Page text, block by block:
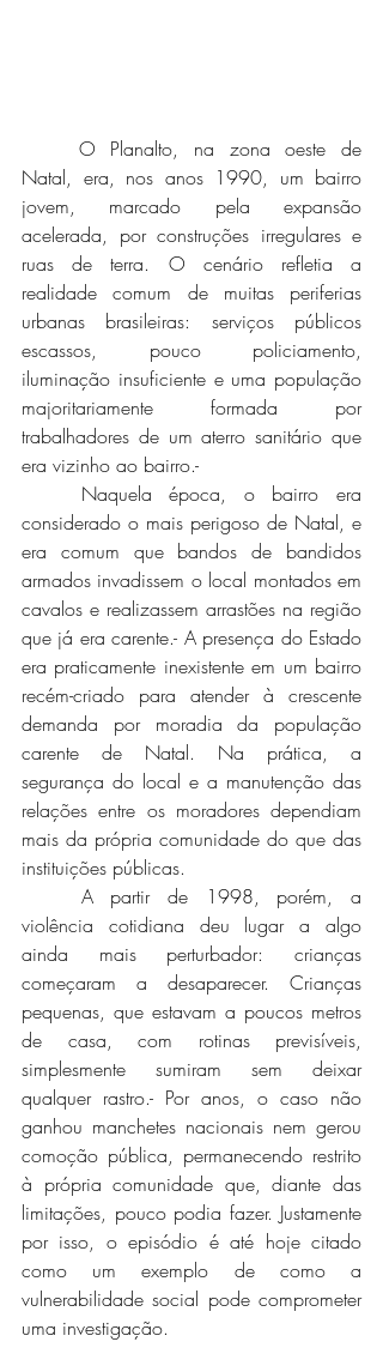
Natal, era, nos anos 1990, um bairro
jovem, marcado pela expansão
acelerada, por construções irregulares e
ruas de terra. O cenário refletia a
realidade comum de muitas periferias
urbanas brasileiras: serviços públicos
escassos, pouco policiamento,
iluminação insuficiente e uma população
majoritariamente formada por
trabalhadores de um aterro sanitário que
era vizinho ao bairro.-
considerado o mais perigoso de Natal, e
era comum que bandos de bandidos
armados invadissem o local montados em
cavalos e realizassem arrastões na região
que já era carente.- A presença do Estado
era praticamente inexistente em um bairro
recém-criado para atender à crescente
demanda por moradia da população
carente de Natal. Na prática, a
segurança do local e a manutenção das
relações entre os moradores dependiam
mais da própria comunidade do que das
instituições públicas.
violência cotidiana deu lugar a algo
ainda mais perturbador: crianças
começaram a desaparecer. Crianças
pequenas, que estavam a poucos metros
de casa, com rotinas previsíveis,
simplesmente sumiram sem deixar
qualquer rastro.- Por anos, o caso não
ganhou manchetes nacionais nem gerou
comoção pública, permanecendo restrito
à própria comunidade que, diante das
limitações, pouco podia fazer. Justamente
por isso, o episódio é até hoje citado
como um exemplo de como a
vulnerabilidade social pode comprometer
uma investigação.